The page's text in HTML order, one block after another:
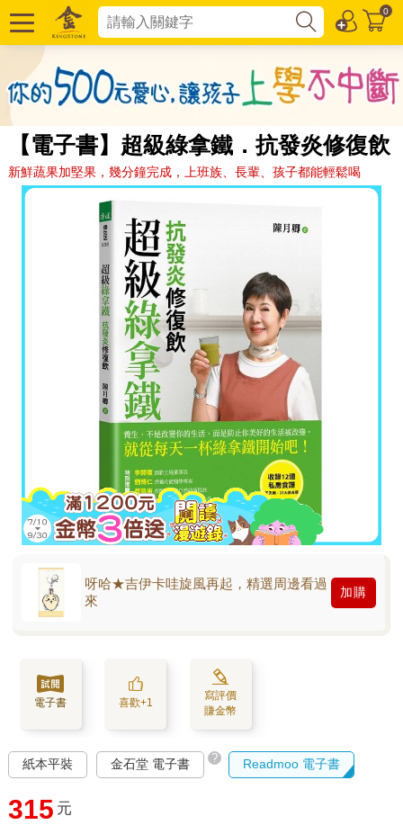
0
【電子書】超級綠拿鐵．抗發炎修復飲
新鮮蔬果加堅果，幾分鐘完成，上班族、長輩、孩子都能輕鬆喝
呀哈★吉伊卡哇旋風再起，精選周邊看過
來
加購
電子書 喜歡+1
寫評價
賺金幣
紙本平裝 金石堂 電子書 ? Readmoo 電子書
315 元